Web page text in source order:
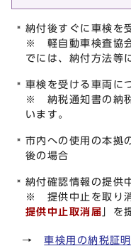
納付後すぐに車検を
※ 軽自動車検査協
でには、納付方法等
車検を受ける車両に
※ 納税通知書の納
います。
市内への使用の本拠
後の場合
納付確認情報の提供
※ 提供中止を取り
提供中止取消届 」を
→車検用の納税証